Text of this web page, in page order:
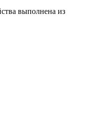
выполнена из